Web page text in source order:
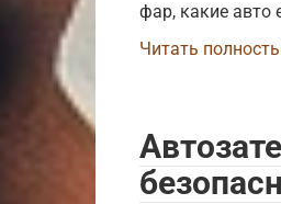
фар, какие авто
Читать